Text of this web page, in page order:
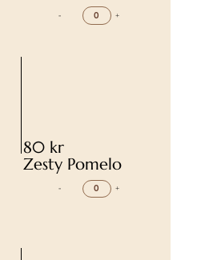
- +
80 kr
Zesty Pomelo
- +